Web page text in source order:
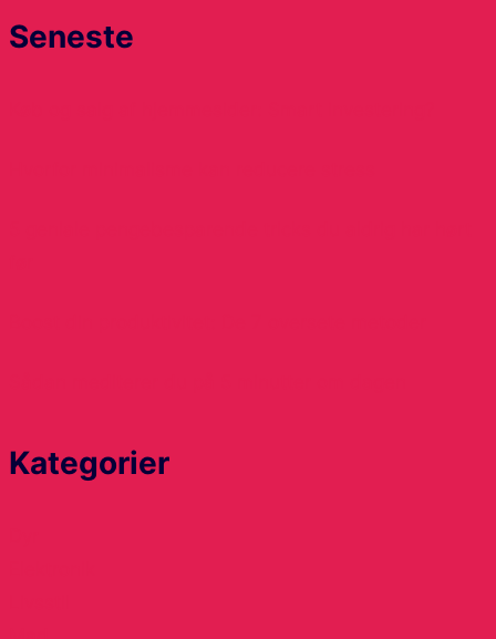
Seneste
Kategorier